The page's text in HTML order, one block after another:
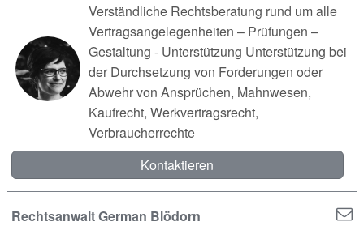
Verständliche Rechtsberatung rund um alle
Vertragsangelegenheiten – Prüfungen –
Gestaltung - Unterstützung Unterstützung bei
der Durchsetzung von Forderungen oder
Abwehr von Ansprüchen, Mahnwesen,
Kaufrecht, Werkvertragsrecht,
Verbraucherrechte
Kontaktieren
Rechtsanwalt German Blödorn